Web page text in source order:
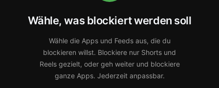
Wähle, was blockiert werden soll
Wähle die Apps und Feeds aus, die du
blockieren willst. Blockiere nur Shorts und
Reels gezielt, oder geh weiter und blockiere
ganze Apps. Jederzeit anpassbar.